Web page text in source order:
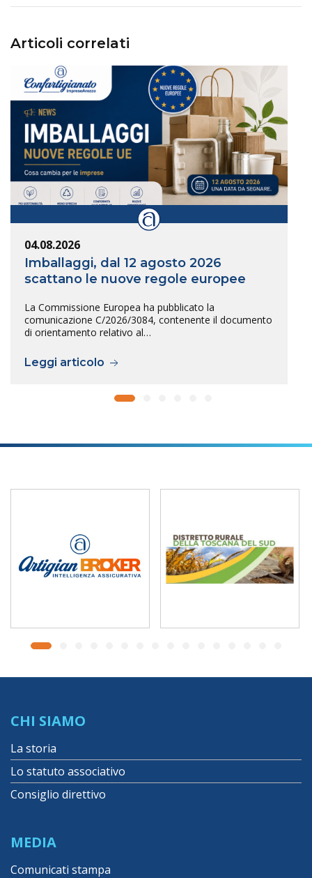
Articoli correlati
04.08.2026
Imballaggi, dal 12 agosto 2026
scattano le nuove regole europee
La Commissione Europea ha pubblicato la
comunicazione C/2026/3084, contenente il documento
di orientamento relativo al…
Leggi articolo
CHI SIAMO
La storia
Lo statuto associativo
Consiglio direttivo
MEDIA
Comunicati stampa